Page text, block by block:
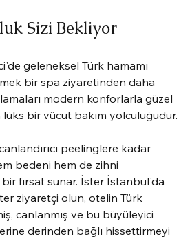
Sizi Bekliyor
geleneksel Türk hamamı
bir spa ziyaretinden daha
modern konforlarla güzel
bir vücut bakım yolculuğudur.
peelinglere kadar
bedeni hem de zihni
fırsat sunar. İster İstanbul'da
ziyaretçi olun, otelin Türk
canlanmış ve bu büyüleyici
derinden bağlı hissettirmeyi